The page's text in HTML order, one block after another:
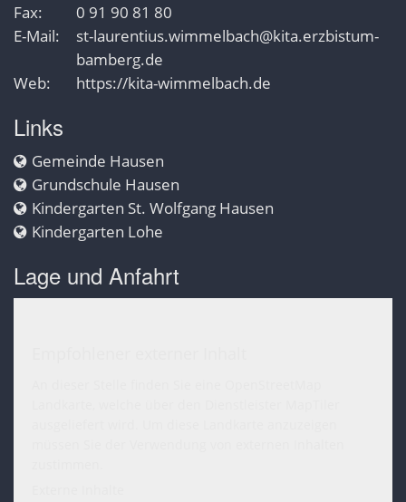
Fax:
0 91 90 81 80
E-Mail:
st-laurentius.wimmelbach@kita.erzbistum-
bamberg.de
Web:
https://kita-wimmelbach.de
Links
Gemeinde Hausen
Grundschule Hausen
Kindergarten St. Wolfgang Hausen
Kindergarten Lohe
Lage und Anfahrt